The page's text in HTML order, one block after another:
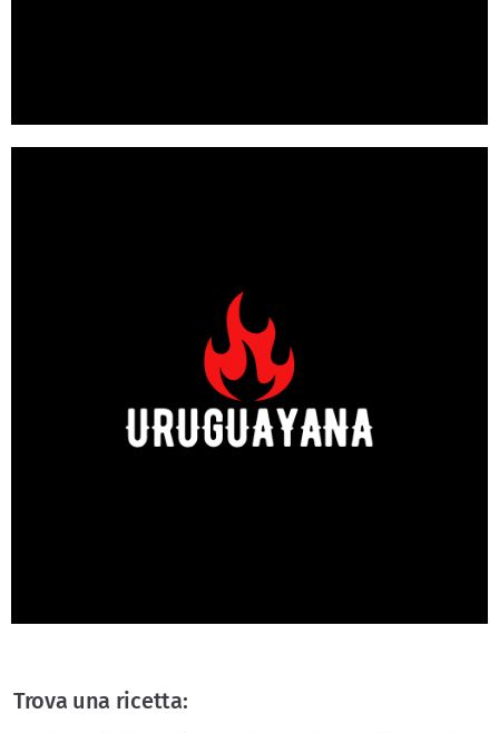
Trova una ricetta: